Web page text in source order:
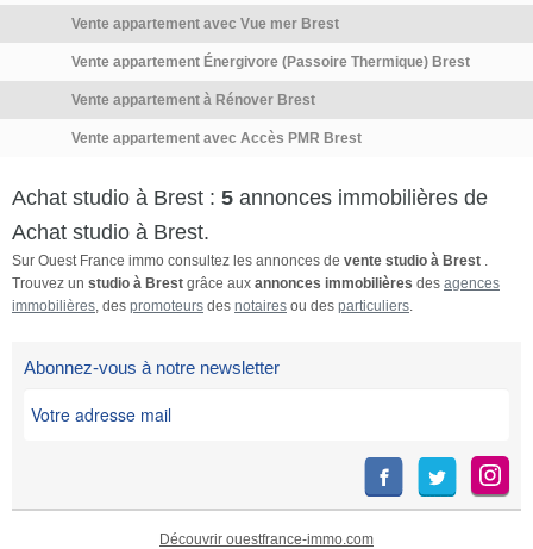
Vente appartement avec Vue mer Brest
Vente appartement Énergivore (Passoire Thermique) Brest
Vente appartement à Rénover Brest
Vente appartement avec Accès PMR Brest
Achat studio à Brest : 5 annonces immobilières de
Achat studio à Brest.
Sur Ouest France immo consultez les annonces de vente studio à Brest .
Trouvez un studio à Brest grâce aux annonces immobilières des agences
immobilières, des promoteurs des notaires ou des particuliers.
Abonnez-vous à notre newsletter
Découvrir ouestfrance-immo.com